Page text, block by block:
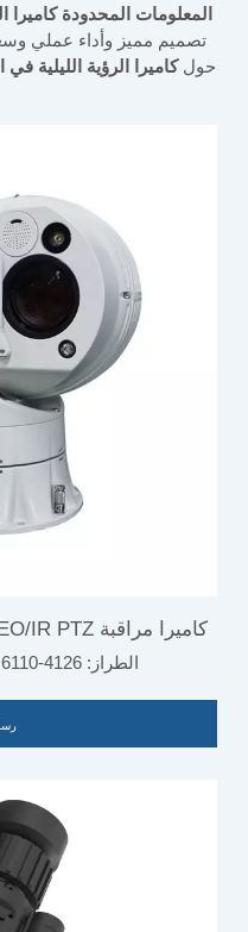
المعلومات المحدودة كاميرا
تصميم مميز وأداء عملي
حولكاميرا الرؤية الليلية في
على مدار
الطراز: 4126